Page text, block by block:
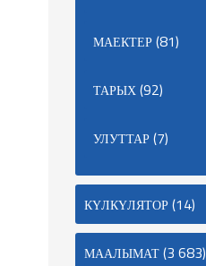
МАЕКТЕР(81)
ТАРЫХ(92)
УЛУТТАР(7)
КҮЛКҮЛЯТОР(14)
МААЛЫМАТ(3 683)